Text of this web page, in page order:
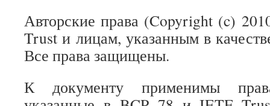
Авторские права (Copyright (c)
Trust и лицам, указанным в
Все права защищены.
К документу применимы